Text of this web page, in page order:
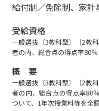
大学入学共通テスト「受
配慮案内」の請求
幼稚園教員資格認定試験
給付制／免除制、家計
受給資格
一般選抜〔3教科型〕〔2教
者の内、総合点の得点率80
概 要
一般選抜〔3教科型〕〔2教
者の内、総合点の得点率80
ついて、1年次授業料等を全